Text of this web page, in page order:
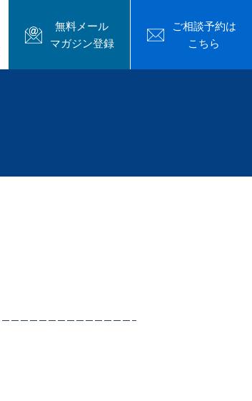
ご相談予約は
こちら
無料メール
マガジン登録